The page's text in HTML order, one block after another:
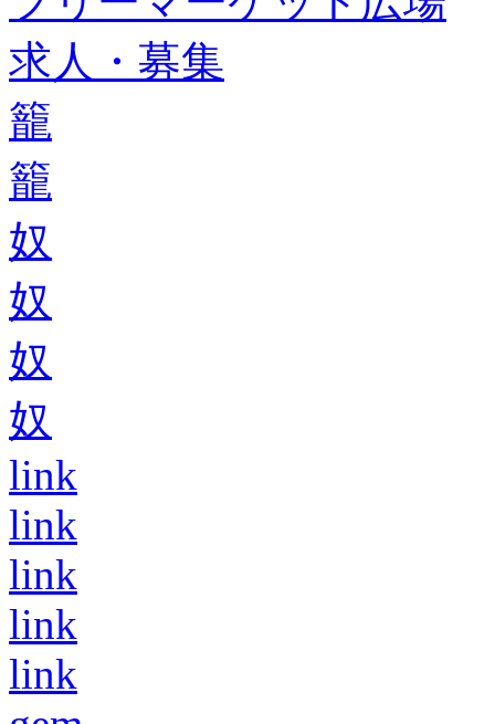
求人・募集
籠
籠
奴
奴
奴
奴
link
link
link
link
link